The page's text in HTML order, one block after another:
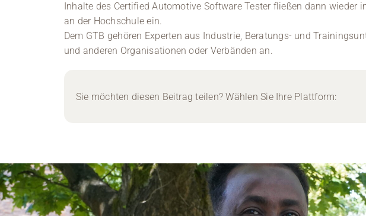
Inhalte des Certified Automotive Software Tester fließen dann wieder
an der Hochschule ein.
Dem GTB gehören Experten aus Industrie, Beratungs- und
und anderen Organisationen oder Verbänden an.
Sie möchten diesen Beitrag teilen? Wählen Sie Ihre Plattform: